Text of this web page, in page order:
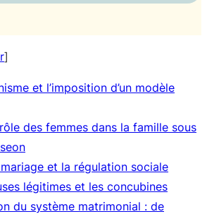
]
et l’imposition d’un modèle
des femmes dans la famille sous
mariage et la régulation sociale
légitimes et les concubines
du système matrimonial : de